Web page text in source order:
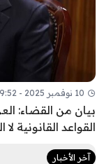
10 نوفمبر 2025 - 09:52
بيان من القضاء:
القواعد القانونية
آخر الأخبار